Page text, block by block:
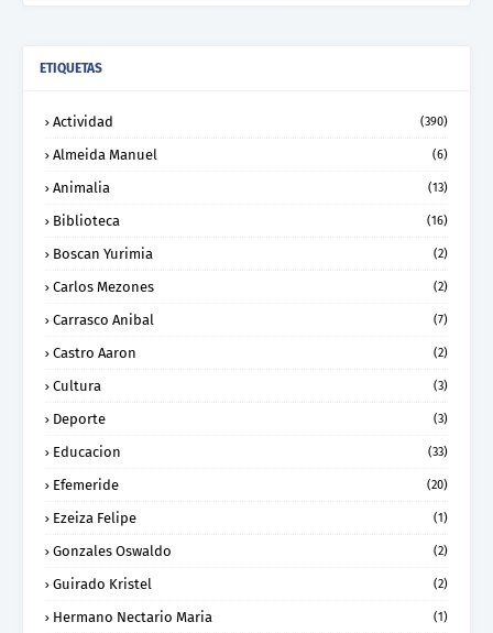
ETIQUETAS
Actividad (390)
Almeida Manuel (6)
Animalia (13)
Biblioteca (16)
Boscan Yurimia (2)
Carlos Mezones (2)
Carrasco Anibal (7)
Castro Aaron (2)
Cultura (3)
Deporte (3)
Educacion (33)
Efemeride (20)
Ezeiza Felipe (1)
Gonzales Oswaldo (2)
Guirado Kristel (2)
Hermano Nectario Maria (1)